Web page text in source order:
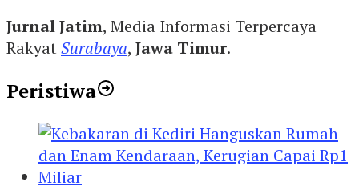
Jurnal Jatim, Media Informasi Terpercaya
RakyatSurabaya, Jawa Timur.
Peristiwa